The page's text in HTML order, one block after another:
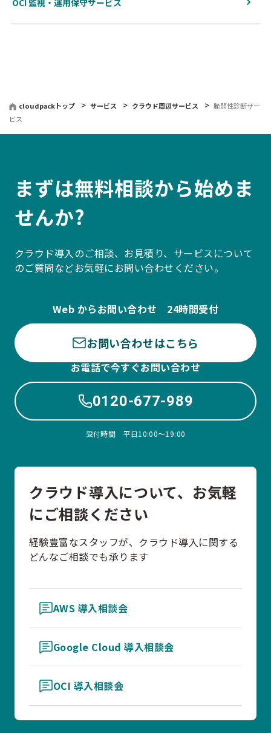
cloudpackトップ サービス クラウド周辺サービス
脆弱性診断サー
ビス
まずは無料相談から始めま
せんか?
クラウド導入のご相談、お見積り、サービスについて
のご質問などお気軽にお問い合わせください。
Web からお問い合わせ 24時間受付
お問い合わせはこちら
お電話で今すぐお問い合わせ
0120-677-989
受付時間 平日10:00〜19:00
クラウド導入について、お気軽
にご相談ください
経験豊富なスタッフが、クラウド導入に関する
どんなご相談でも承ります
AWS 導入相談会
Google Cloud 導入相談会
OCI 導入相談会